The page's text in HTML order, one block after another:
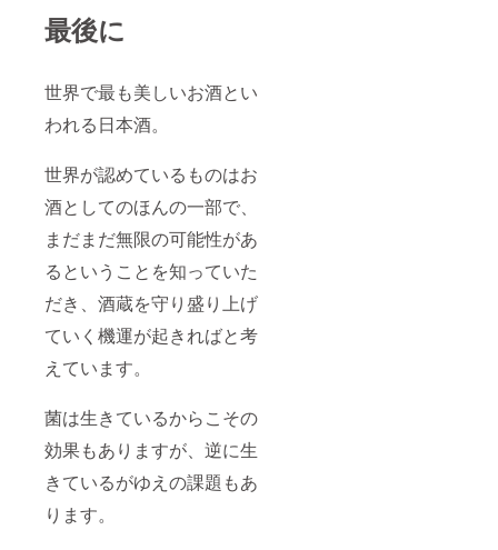
最後に
世界で最も美しいお酒とい
われる日本酒。
世界が認めているものはお
酒としてのほんの一部で、
まだまだ無限の可能性があ
るということを知っていた
だき、酒蔵を守り盛り上げ
ていく機運が起きればと考
えています。
菌は生きているからこその
効果もありますが、逆に生
きているがゆえの課題もあ
ります。